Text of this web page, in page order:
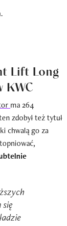
Lift Long
KWC
ma 264
zdobył też tytuł
chwalą go za
się